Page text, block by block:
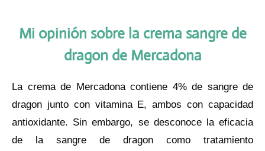
Mi opinión sobre la crema sangre de
dragon de Mercadona
La crema de Mercadona contiene 4% de sangre de
dragon junto con vitamina E, ambos con capacidad
antioxidante. Sin embargo, se desconoce la eficacia
de la sangre de dragon como tratamiento